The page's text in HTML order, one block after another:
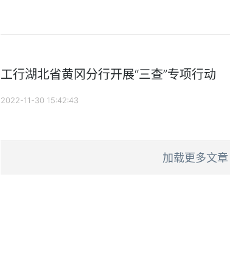
工行湖北省黄冈分行开展“三查”专项行动
2022-11-30 15:42:43
加载更多文章